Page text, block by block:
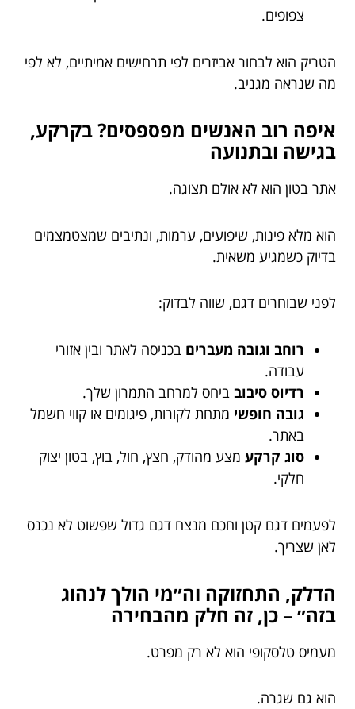
צפופים.
הטריק הוא לבחור אביזרים לפי תרחישים אמיתיים, לא לפי
מה שנראה מגניב.
איפה רוב האנשים מפספסים? בקרקע,
בגישה ובתנועה
אתר בטון הוא לא אולם תצוגה.
הוא מלא פינות, שיפועים, ערמות, ונתיבים שמצטמצמים
בדיוק כשמגיע משאית.
לפני שבוחרים דגם, שווה לבדוק:
רוחב וגובה מעברים בכניסה לאתר ובין אזורי
עבודה.
רדיוס סיבוב ביחס למרחב התמרון שלך.
גובה חופשי מתחת לקורות, פיגומים או קווי חשמל
באתר.
סוג קרקע מצע מהודק, חצץ, חול, בוץ, בטון יצוק
חלקי.
לפעמים דגם קטן וחכם מנצח דגם גדול שפשוט לא נכנס
לאן שצריך.
הדלק, התחזוקה וה״מי הולך לנהוג
בזה״ – כן, זה חלק מהבחירה
מעמיס טלסקופי הוא לא רק מפרט.
הוא גם שגרה.